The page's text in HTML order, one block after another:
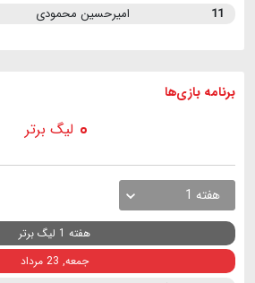
11
امیرحسین محمودی
برنامه بازی ها
لیگ برتر
هفته 1
هفته 1 لیگ برتر
جمعه, 23 مرداد